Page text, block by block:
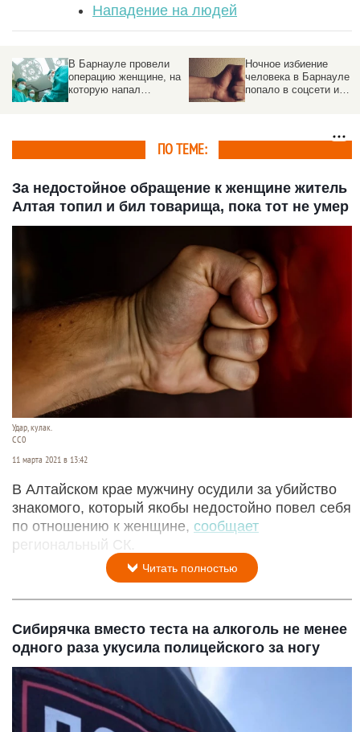
Нападение на людей
В Барнауле провели
операцию женщине, на
которую напал
Ночное избиение
человека в Барнауле
попало в соцсети и
ПО ТЕМЕ:
За недостойное обращение к женщине житель
Алтая топил и бил товарища, пока тот не умер
Удар, кулак.
СС0
11 марта 2021 в 13:42
В Алтайском крае мужчину осудили за убийство
знакомого, который якобы недостойно повел себя
по отношению к женщине, сообщает
региональный СК.
Читать полностью
Сибирячка вместо теста на алкоголь не менее
одного раза укусила полицейского за ногу